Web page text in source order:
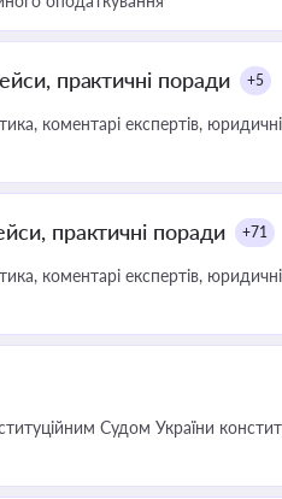
практичні поради +5
коментарі експертів,
практичні поради +71
коментарі експертів,
Судом України